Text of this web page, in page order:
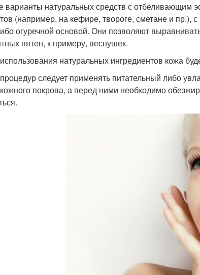
варианты натуральных средств с отбеливающим
(например, на кефире, твороге, сметане и
огуречной основой. Они позволяют
пятен, к примеру, веснушек.
натуральных ингредиентов кожа
следует применять питательный либо
покрова, а перед ними необходимо